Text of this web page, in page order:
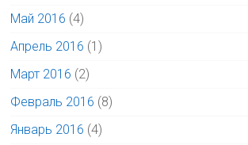
Май 2016 (4)
Апрель 2016 (1)
Март 2016 (2)
Февраль 2016 (8)
Январь 2016 (4)